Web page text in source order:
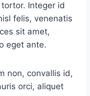
Integer id
felis, venenatis
sit amet,
eget ante.
non, convallis id,
orci, aliquet